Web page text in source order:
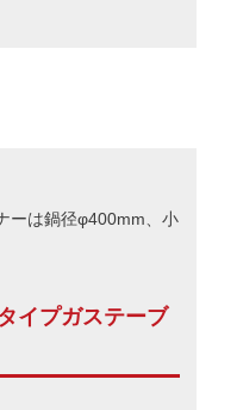
ーは鍋径φ400mm、小
イプガステーブ